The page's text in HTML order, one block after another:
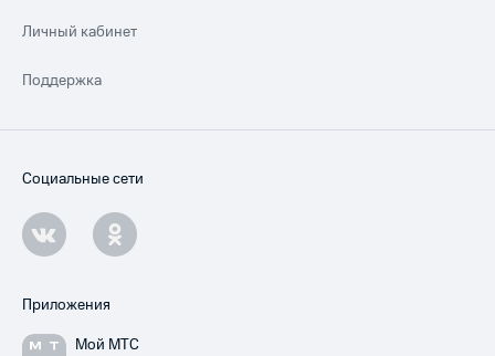
Личный кабинет
Поддержка
Социальные сети
Приложения
Мой МТС